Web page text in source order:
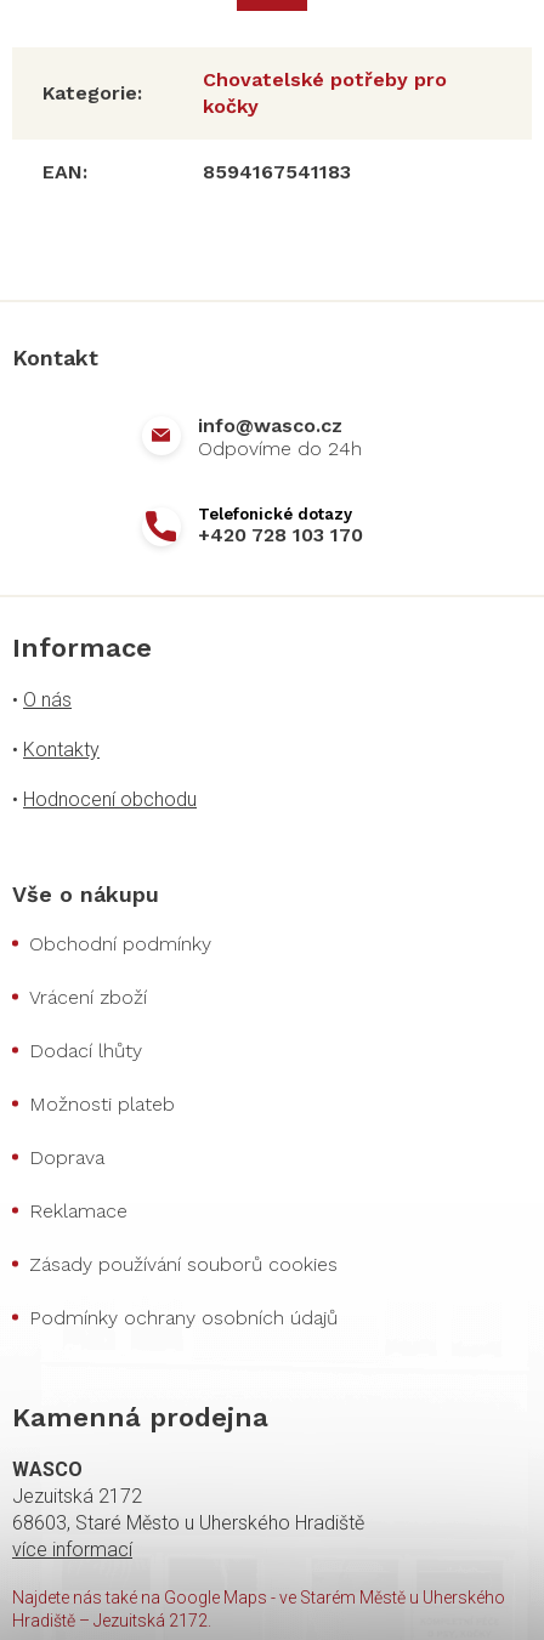
Kategorie:
Chovatelské potřeby pro
kočky
EAN: 8594167541183
Kontakt
info@wasco.cz
+420 728 103 170
Informace
• O nás
• Kontakty
• Hodnocení obchodu
Vše o nákupu
Obchodní podmínky
Vrácení zboží
Dodací lhůty
Možnosti plateb
Doprava
Reklamace
Zásady používání souborů cookies
Podmínky ochrany osobních údajů
Kamenná prodejna
WASCO
Jezuitská 2172
68603, Staré Město u Uherského Hradiště
více informací
Najdete nás také na Google Maps - ve Starém Městě u Uherského
Hradiště – Jezuitská 2172.